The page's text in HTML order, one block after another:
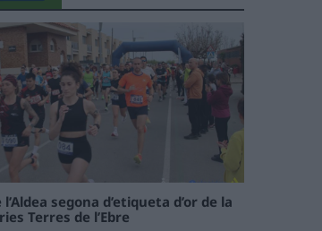
segona d’etiqueta d’or de la
Terres de l’Ebre